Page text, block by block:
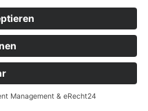
durchsuchen: